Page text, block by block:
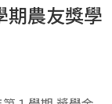
期農友獎學